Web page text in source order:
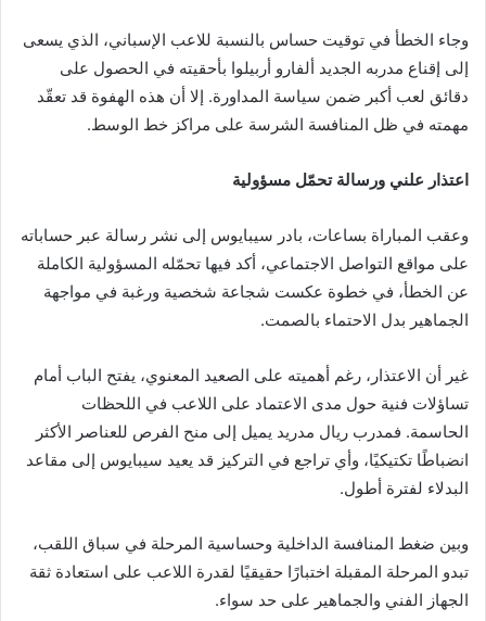
وجاء الخطأ في توقيت حساس بالنسبة للاعب الإسباني، الذي يسعى
إلى إقناع مدربه الجديد ألفارو أربيلوا بأحقيته في الحصول على
دقائق لعب أكبر ضمن سياسة المداورة. إلا أن هذه الهفوة قد تعقّد
مهمته في ظل المنافسة الشرسة على مراكز خط الوسط.
اعتذار علني ورسالة تحمّل مسؤولية
وعقب المباراة بساعات، بادر سيبايوس إلى نشر رسالة عبر حساباته
على مواقع التواصل الاجتماعي، أكد فيها تحمّله المسؤولية الكاملة
عن الخطأ، في خطوة عكست شجاعة شخصية ورغبة في مواجهة
الجماهير بدل الاحتماء بالصمت.
غير أن الاعتذار، رغم أهميته على الصعيد المعنوي، يفتح الباب أمام
تساؤلات فنية حول مدى الاعتماد على اللاعب في اللحظات
الحاسمة. فمدرب ريال مدريد يميل إلى منح الفرص للعناصر الأكثر
انضباطًا تكتيكيًا، وأي تراجع في التركيز قد يعيد سيبايوس إلى مقاعد
البدلاء لفترة أطول.
وبين ضغط المنافسة الداخلية وحساسية المرحلة في سباق اللقب،
تبدو المرحلة المقبلة اختبارًا حقيقيًا لقدرة اللاعب على استعادة ثقة
الجهاز الفني والجماهير على حد سواء.